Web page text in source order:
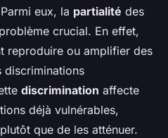
de lecture
eux, la partialité des
crucial. En effet,
reproduire ou amplifier des
discriminations
discrimination affecte
déjà vulnérables,
que de les atténuer.